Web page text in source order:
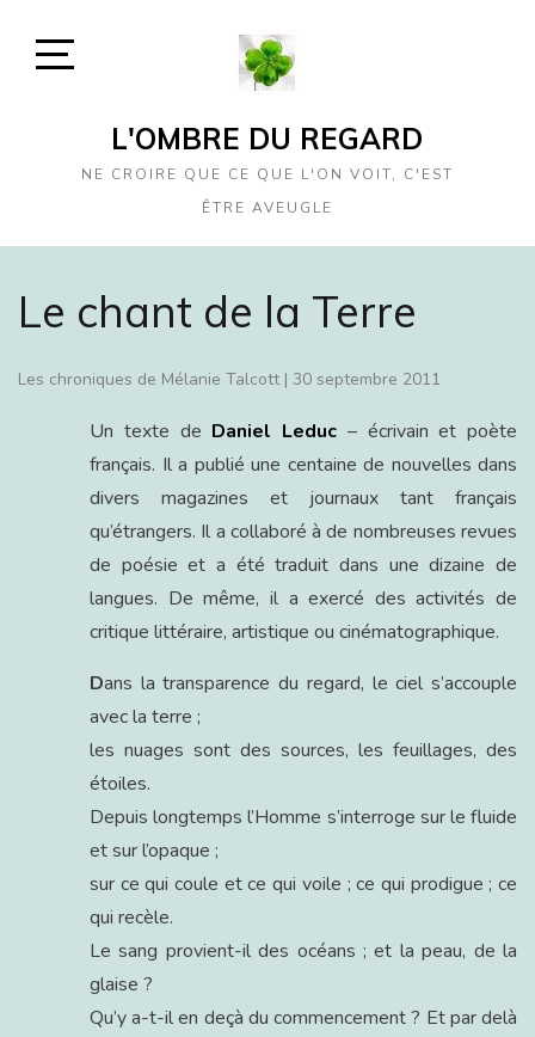
SidebarL'OMBRE DU REGARD
NE CROIRE QUE CE QUE L'ON VOIT, C'EST
ÊTRE AVEUGLE
Le chant de la Terre
Les chroniques de Mélanie Talcott | 30 septembre 2011
Un texte de Daniel Leduc – écrivain et poète
français. Il a publié une centaine de nouvelles dans
divers magazines et journaux tant français
qu’étrangers. Il a collaboré à de nombreuses revues
de poésie et a été traduit dans une dizaine de
langues. De même, il a exercé des activités de
critique littéraire, artistique ou cinématographique.
Dans la transparence du regard, le ciel s’accouple
avec la terre ;
les nuages sont des sources, les feuillages, des
étoiles.
Depuis longtemps l’Homme s’interroge sur le fluide
et sur l’opaque ;
sur ce qui coule et ce qui voile ; ce qui prodigue ; ce
qui recèle.
Le sang provient-il des océans ; et la peau, de la
glaise ?
Qu’y a-t-il en deçà du commencement ? Et par delà